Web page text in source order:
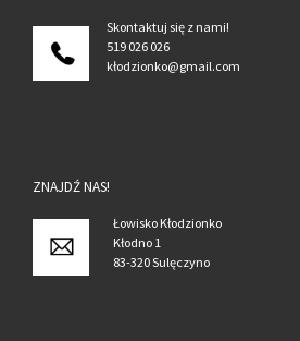
Skontaktuj się z nami!
519 026 026
kłodzionko@gmail.com
ZNAJDŹ NAS!
Łowisko Kłodzionko
Kłodno 1
83-320 Sulęczyno